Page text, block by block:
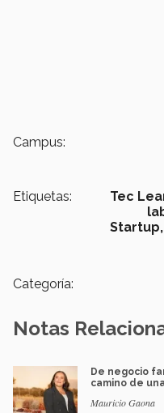
Campus:
Etiquetas: Tec
Startup,
Categoría:
Notas
De negocio
camino de
Mauricio Gaona